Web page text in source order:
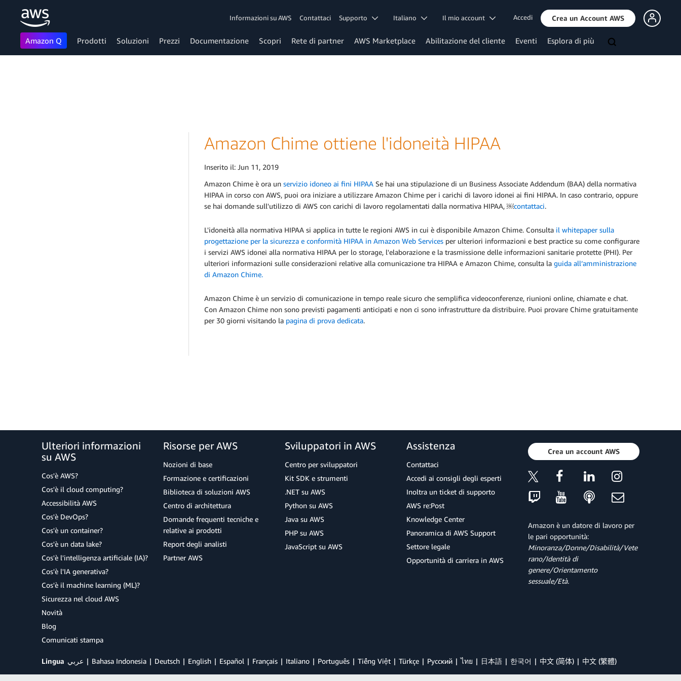
Informazioni su AWS Contattaci Supporto Italiano Il mio account Accedi Crea un Account AWS
Amazon Q Prodotti Soluzioni Prezzi Documentazione Scopri Rete di partner AWS Marketplace Abilitazione del cliente Eventi Esplora di più
Amazon Chime ottiene l'idoneità HIPAA
Inserito il: Jun 11, 2019
Amazon Chime è ora un servizio idoneo ai fini HIPAA Se hai una stipulazione di un Business Associate Addendum (BAA) della normativa
HIPAA in corso con AWS, puoi ora iniziare a utilizzare Amazon Chime per i carichi di lavoro idonei ai fini HIPAA. In caso contrario, oppure
se hai domande sull'utilizzo di AWS con carichi di lavoro regolamentati dalla normativa HIPAA, ￼contattaci.
L'idoneità alla normativa HIPAA si applica in tutte le regioni AWS in cui è disponibile Amazon Chime. Consulta il whitepaper sulla
progettazione per la sicurezza e conformità HIPAA in Amazon Web Services per ulteriori informazioni e best practice su come configurare
i servizi AWS idonei alla normativa HIPAA per lo storage, l'elaborazione e la trasmissione delle informazioni sanitarie protette (PHI). Per
ulteriori informazioni sulle considerazioni relative alla comunicazione tra HIPAA e Amazon Chime, consulta la guida all’amministrazione
di Amazon Chime.
Amazon Chime è un servizio di comunicazione in tempo reale sicuro che semplifica videoconferenze, riunioni online, chiamate e chat.
Con Amazon Chime non sono previsti pagamenti anticipati e non ci sono infrastrutture da distribuire. Puoi provare Chime gratuitamente
per 30 giorni visitando la pagina di prova dedicata.
Ulteriori informazioni
su AWS
Cos'è AWS?
Cos'è il cloud computing?
Accessibilità AWS
Cos'è DevOps?
Cos'è un container?
Cos'è un data lake?
Cos'è l'intelligenza artificiale (IA)?
Cos'è l'IA generativa?
Cos'è il machine learning (ML)?
Sicurezza nel cloud AWS
Novità
Blog
Comunicati stampa
Risorse per AWS
Nozioni di base
Formazione e certificazioni
Biblioteca di soluzioni AWS
Centro di architettura
Domande frequenti tecniche e
relative ai prodotti
Report degli analisti
Partner AWS
Sviluppatori in AWS
Centro per sviluppatori
Kit SDK e strumenti
.NET su AWS
Python su AWS
Java su AWS
PHP su AWS
JavaScript su AWS
Assistenza
Contattaci
Accedi ai consigli degli esperti
Inoltra un ticket di supporto
AWS re:Post
Knowledge Center
Panoramica di AWS Support
Settore legale
Opportunità di carriera in AWS
Crea un account AWS
Amazon è un datore di lavoro per
le pari opportunità:
Minoranza/Donne/Disabilità/Vete
rano/Identità di
genere/Orientamento
sessuale/Età.
Lingua عربي Bahasa Indonesia Deutsch English Español Français Italiano Português Tiếng Việt Türkçe Ρусский ไทย 日本語 한국어 中文 (简体) 中文 (繁體)